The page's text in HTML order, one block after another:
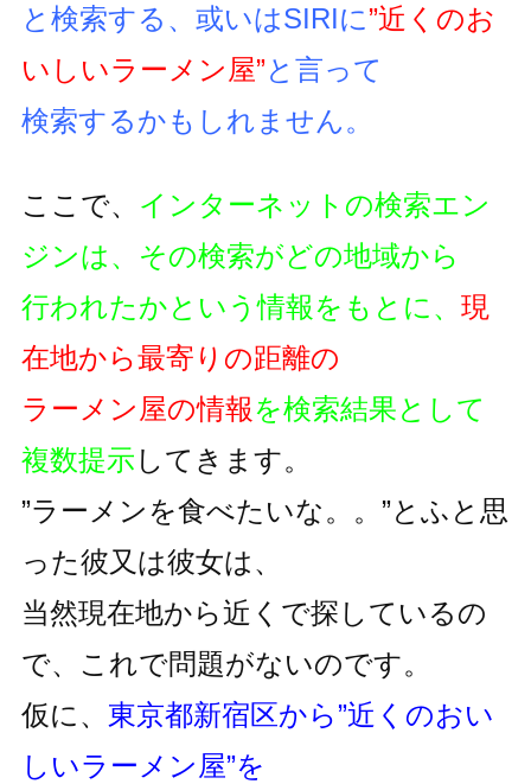
と検索する、或いはSIRIに”近くのお
いしいラーメン屋”と言って
検索するかもしれません。
ここで、 インターネットの検索エン
ジンは、その検索がどの地域から
行われたかという情報をもとに、 現
在地から最寄りの距離の
ラーメン屋の情報を検索結果として
複数提示 してきます。
”ラーメンを食べたいな。。”とふと思
った彼又は彼女は、
当然現在地から近くで探しているの
で、これで問題がないのです。
仮に、 東京都新宿区から”近くのおい
しいラーメン屋”を